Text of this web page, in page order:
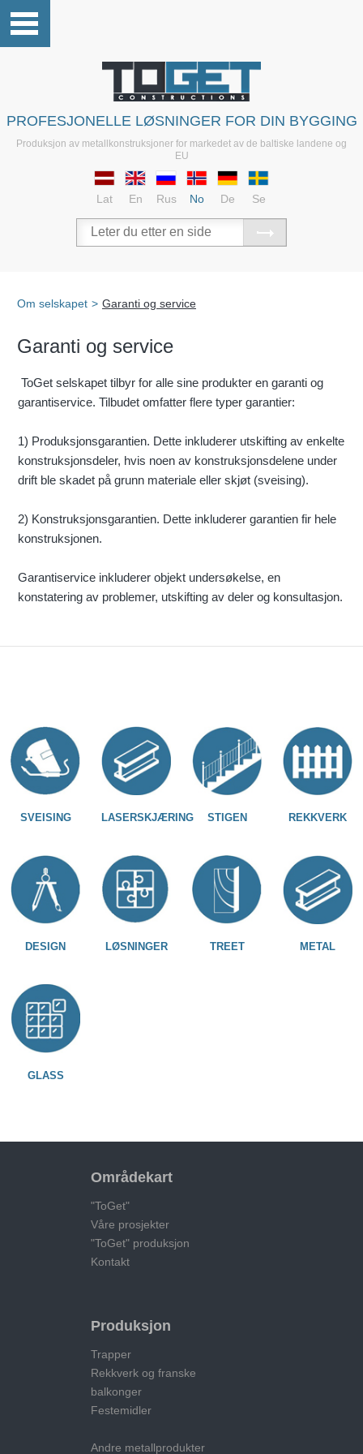
PROFESJONELLE LØSNINGER FOR DIN BYGGING
Produksjon av metallkonstruksjoner for markedet av de baltiske landene og
EU
Lat En Rus No De Se
Om selskapet > Garanti og service
Garanti og service
ToGet selskapet tilbyr for alle sine produkter en garanti og
garantiservice. Tilbudet omfatter flere typer garantier:
1) Produksjonsgarantien. Dette inkluderer utskifting av enkelte
konstruksjonsdeler, hvis noen av konstruksjonsdelene under
drift ble skadet på grunn materiale eller skjøt (sveising).
2) Konstruksjonsgarantien. Dette inkluderer garantien fir hele
konstruksjonen.
Garantiservice inkluderer objekt undersøkelse, en
konstatering av problemer, utskifting av deler og konsultasjon.
SVEISING LASERSKJÆRING STIGEN REKKVERK
DESIGN LØSNINGER TREET METAL
GLASS
Områdekart
"ToGet"
Våre prosjekter
"ToGet" produksjon
Kontakt
Produksjon
Trapper
Rekkverk og franske
balkonger
Festemidler
Andre metallprodukter